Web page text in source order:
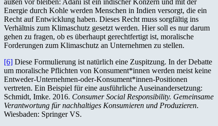
außen vor bleiben: Adani ist ein indischer Konzern und mit der
Energie durch Kohle werden Menschen in Indien versorgt, die ein
Recht auf Entwicklung haben. Dieses Recht muss sorgfältig ins
Verhältnis zum Klimaschutz gesetzt werden. Hier soll es nur darum
gehen zu fragen, ob es überhaupt gerechtfertigt ist, moralische
Forderungen zum Klimaschutz an Unternehmen zu stellen.
[6] Diese Formulierung ist natürlich eine Zuspitzung. In der Debatte
um moralische Pflichten von Konsument*innen werden meist keine
Entweder-Unternehmen-oder-Konsument*innen-Positionen
vertreten. Ein Beispiel für eine ausführliche Auseinandersetzung:
Schmidt, Imke. 2016. Consumer Social Responsibility. Gemeinsame
Verantwortung für nachhaltiges Konsumieren und Produzieren.
Wiesbaden: Springer VS.